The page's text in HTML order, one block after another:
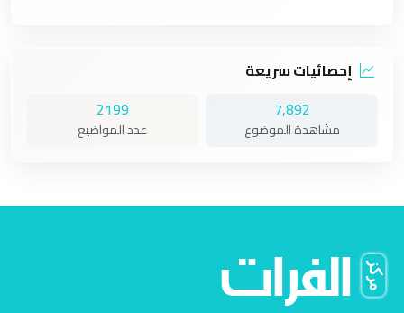
إحصائيات سريعة
7,892
مشاهدة الموضوع
2199
عدد المواضيع